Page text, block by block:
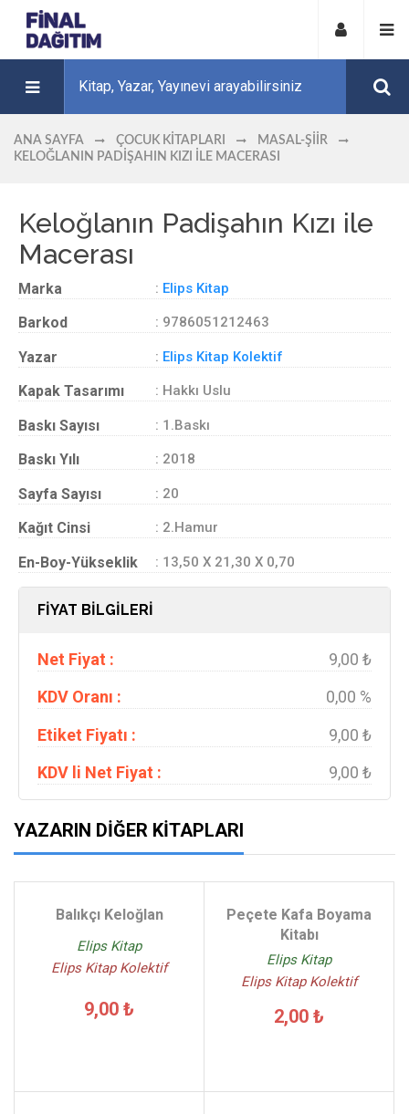
ANA SAYFA ÇOCUK KITAPLARI
MASAL-ŞIIR
KELOĞLANIN PADIŞAHIN KIZI ILE MACERASI
Keloğlanın Padişahın Kızı ile
Macerası
Marka : Elips Kitap
Barkod : 9786051212463
Yazar : Elips Kitap Kolektif
Kapak Tasarımı : Hakkı Uslu
Baskı Sayısı : 1.Baskı
Baskı Yılı : 2018
Sayfa Sayısı : 20
Kağıt Cinsi : 2.Hamur
En-Boy-Yükseklik : 13,50 X 21,30 X 0,70
FİYAT BİLGİLERİ
Net Fiyat :
9,00 ₺
KDV Oranı :
0,00 %
Etiket Fiyatı :
9,00 ₺
KDV li Net Fiyat :
9,00 ₺
YAZARIN DIĞER KITAPLARI
Balıkçı Keloğlan
Elips Kitap
Elips Kitap Kolektif
9,00 ₺
Peçete Kafa Boyama
Kitabı
Elips Kitap
Elips Kitap Kolektif
2,00 ₺